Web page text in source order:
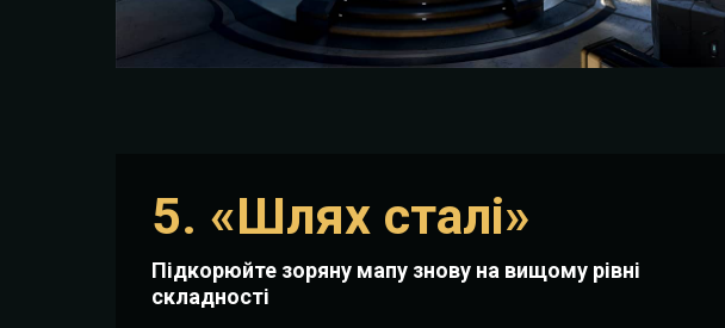
5. «Шлях сталі»
Підкорюйте зоряну мапу знову на вищому рівні
складності